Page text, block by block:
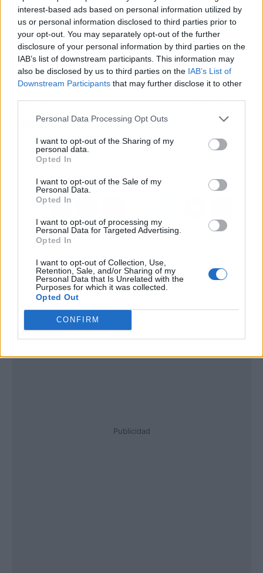
interest-based ads based on personal information utilized by
us or personal information disclosed to third parties prior to
your opt-out. You may separately opt-out of the further
disclosure of your personal information by third parties on the
IAB’s list of downstream participants. This information may
also be disclosed by us to third parties on the IAB’s List of
Downstream Participants that may further disclose it to other
Personal Data Processing Opt Outs
I want to opt-out of the Sharing of my
personal data.
Opted In
I want to opt-out of the Sale of my
Personal Data.
Opted In
I want to opt-out of processing my
Personal Data for Targeted Advertising.
Opted In
I want to opt-out of Collection, Use,
Retention, Sale, and/or Sharing of my
Personal Data that Is Unrelated with the
Purposes for which it was collected.
Opted Out
CONFIRM
requiere cada cliente, no solo en aire
acondicionado, climatización o frío industrial y
comercial, sino en todo lo que necesite para
contar con un negocio ajustado a sus objetivos
de productividad y rentabilidad.
Artículo anterior
Ordenador Outlet es una
económica en tecnología
para empresas e
instituciones educativas
Artículo siguiente
La Pastoreta, la lotería
provincia de Tarragona
Publicidad